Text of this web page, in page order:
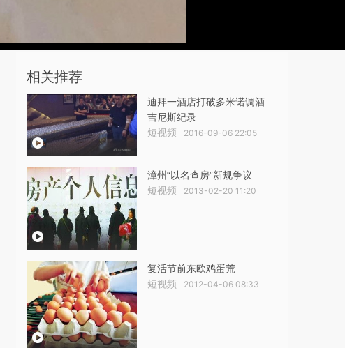
相关推荐
迪拜一酒店打破多米诺调酒
吉尼斯纪录
短视频 2016-09-06 22:05
漳州“以名查房”新规争议
短视频 2013-02-20 11:20
复活节前东欧鸡蛋荒
短视频 2012-04-06 08:33